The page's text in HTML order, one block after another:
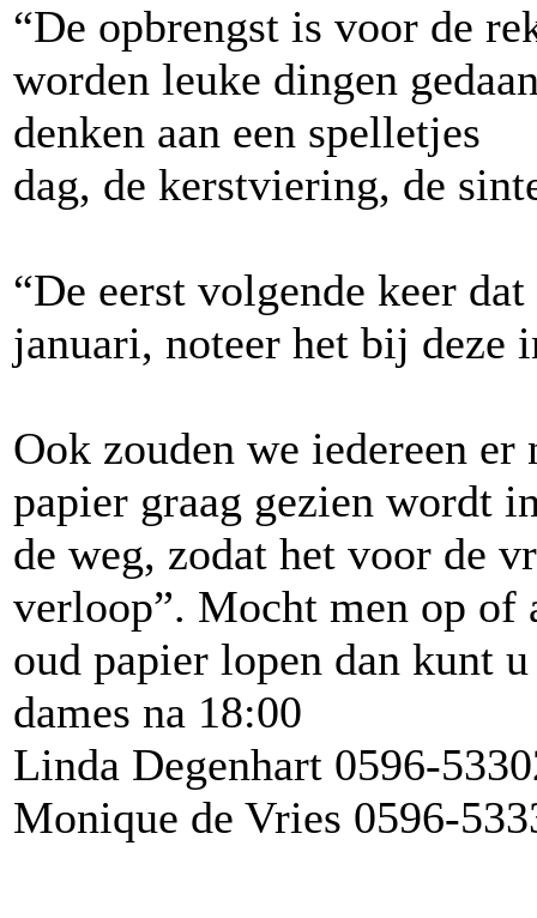
“De opbrengst is voor de
worden leuke dingen
denken aan een spelletjes
dag, de kerstviering, de
“De eerst volgende keer
januari, noteer het bij deze
Ook zouden we iedereen
papier graag gezien wordt
de weg, zodat het voor de
verloop”. Mocht men op of
oud papier lopen dan kunt
dames na 18:00
Linda Degenhart 0596-
Monique de Vries 0596-